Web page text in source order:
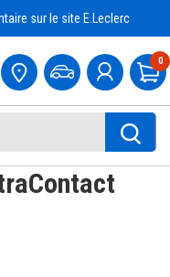
sur le site E.Leclerc
0